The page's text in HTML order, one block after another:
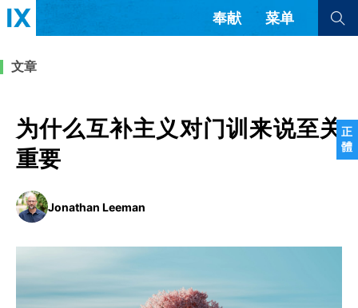
正
體
奉献 菜单
来信
教会带领
团契生活与祷告
查看全部
查看全部
乌兹别克语
法语
罗马尼亚语
波兰语
文章
为什么互补主义对门训来说至关
重要
Jonathan Leeman